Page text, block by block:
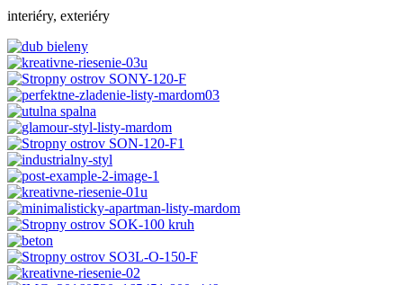
interiéry, exteriéry